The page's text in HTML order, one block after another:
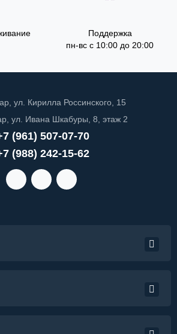
Поддержка
пн-вс с 10:00 до 20:00
ул. Кирилла Россинского, 15
ул. Ивана Шкабуры, 8, этаж 2
(961) 507-07-70
(988) 242-15-62